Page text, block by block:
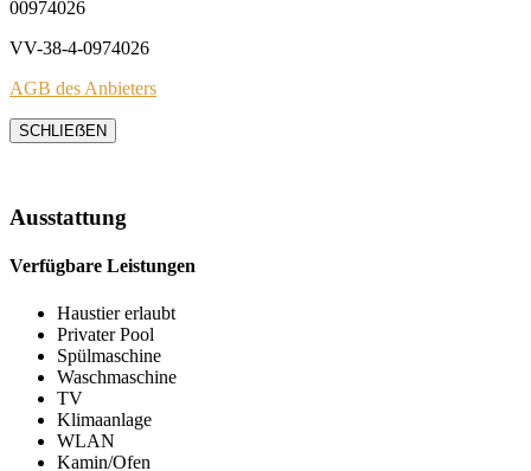
00974026
VV-38-4-0974026
AGB des Anbieters
SCHLIEẞEN
Ausstattung
Verfügbare Leistungen
Haustier erlaubt
Privater Pool
Spülmaschine
Waschmaschine
TV
Klimaanlage
WLAN
Kamin/Ofen